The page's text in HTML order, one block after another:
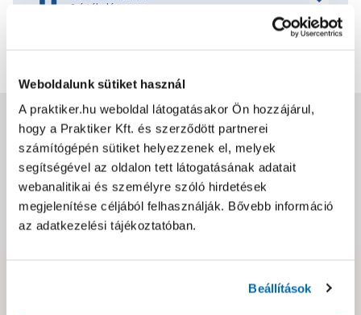
Weboldalunk sütiket használ
A praktiker.hu weboldal látogatásakor Ön hozzájárul,
hogy a Praktiker Kft. és szerződött partnerei
számítógépén sütiket helyezzenek el, melyek
segítségével az oldalon tett látogatásának adatait
webanalitikai és személyre szóló hirdetések
megjelenítése céljából felhasználják. Bővebb információ
az adatkezelési tájékoztatóban.
Beállítások
0 értékelés
Jótállás, szavatosság
Csomagolási és súly információk
Dokumentumok, felelős személy
Hibát találtál az oldalon vagy a termék leírásában?